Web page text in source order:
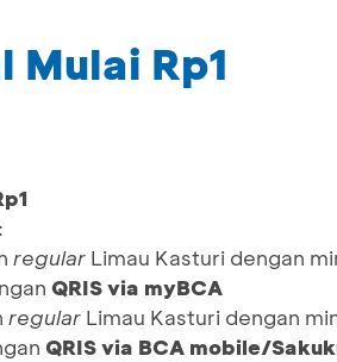
Mulai Rp1
regular Limau Kasturi dengan
QRIS via myBCA
regular Limau Kasturi dengan
QRIS via BCA mobile/